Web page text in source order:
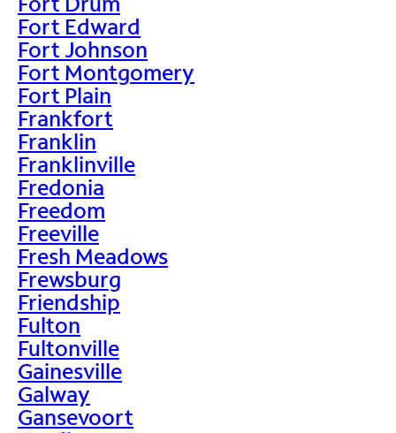
Fort Edward
Fort Johnson
Fort Montgomery
Fort Plain
Frankfort
Franklin
Franklinville
Fredonia
Freedom
Freeville
Fresh Meadows
Frewsburg
Friendship
Fulton
Fultonville
Gainesville
Galway
Gansevoort